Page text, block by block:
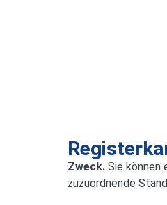
Zweck. Sie können
zuzuordnende